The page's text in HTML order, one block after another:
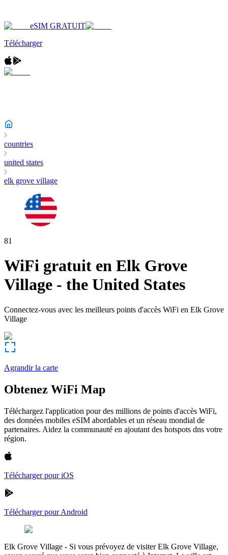
eSIM GRATUIT
Télécharger
countries
united states
elk grove village
81
WiFi gratuit en Elk Grove
Village - the United States
Connectez-vous avec les meilleurs points d'accès WiFi en Elk Grove
Village
Agrandir la carte
Obtenez WiFi Map
Téléchargez l'application pour des millions de points d'accès WiFi,
des données mobiles eSIM abordables et un réseau mondial de
partenaires. Aidez la communauté en ajoutant des hotspots dns votre
région.
Télécharger pour iOS
Télécharger pour Android
Elk Grove Village - Si vous prévoyez de visiter Elk Grove Village,